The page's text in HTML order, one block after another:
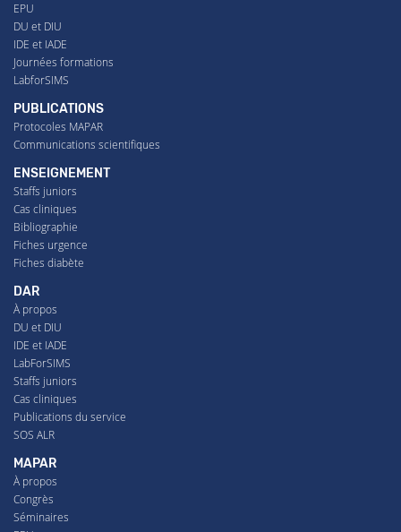
EPU
DU et DIU
IDE et IADE
Journées formations
LabforSIMS
PUBLICATIONS
Protocoles MAPAR
Communications scientifiques
ENSEIGNEMENT
Staffs juniors
Cas cliniques
Bibliographie
Fiches urgence
Fiches diabète
DAR
À propos
DU et DIU
IDE et IADE
LabForSIMS
Staffs juniors
Cas cliniques
Publications du service
SOS ALR
MAPAR
À propos
Congrès
Séminaires